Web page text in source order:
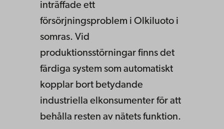
inträffade ett
försörjningsproblem i Olkiluoto i
somras. Vid
produktionsstörningar finns det
färdiga system som automatiskt
kopplar bort betydande
industriella elkonsumenter för att
behålla resten av nätets funktion.